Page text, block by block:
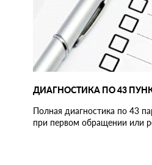
ДИАГНОСТИКА ПО 43
Полная диагностика по 43
при первом обращении или